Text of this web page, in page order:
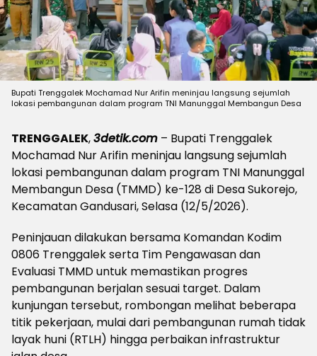
Bupati Trenggalek Mochamad Nur Arifin meninjau langsung sejumlah
lokasi pembangunan dalam program TNI Manunggal Membangun Desa
TRENGGALEK,3detik.com – Bupati Trenggalek
Mochamad Nur Arifin meninjau langsung sejumlah
lokasi pembangunan dalam program TNI Manunggal
Membangun Desa (TMMD) ke-128 di Desa Sukorejo,
Kecamatan Gandusari, Selasa (12/5/2026).
Peninjauan dilakukan bersama Komandan Kodim
0806 Trenggalek serta Tim Pengawasan dan
Evaluasi TMMD untuk memastikan progres
pembangunan berjalan sesuai target. Dalam
kunjungan tersebut, rombongan melihat beberapa
titik pekerjaan, mulai dari pembangunan rumah tidak
layak huni (RTLH) hingga perbaikan infrastruktur